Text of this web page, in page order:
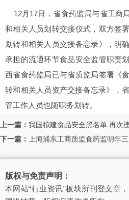
12月17日，省食药监局与省工商
和相关人员划转交接仪式，双方签
划转和相关人员交接备忘录》，明
承担的流通环节食品安全监管职责
西省食药监局已与省质监局签署《
转和相关人员资产交接备忘录》，
管工作人员也随职务划转。
上一篇： 我国拟建食品安全黑名单 再次
下一篇：
上海浦东工商质监食药监明年
版权与免责声明：
本网站“行业资讯”板块所刊登文章